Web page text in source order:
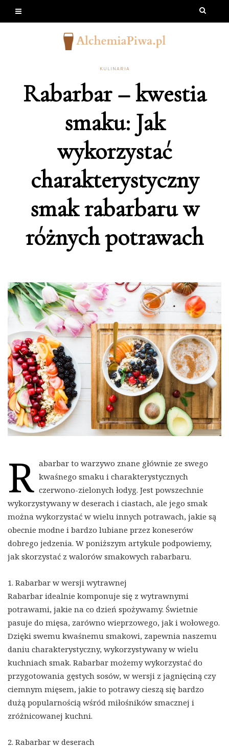
KULINARIA
Rabarbar – kwestia
smaku: Jak
wykorzystać
charakterystyczny
smak rabarbaru w
różnych potrawach
R abarbar to warzywo znane głównie ze swego
kwaśnego smaku i charakterystycznych
czerwono-zielonych łodyg. Jest powszechnie
wykorzystywany w deserach i ciastach, ale jego smak
można wykorzystać w wielu innych potrawach, jakie są
obecnie modne i bardzo lubiane przez koneserów
dobrego jedzenia. W poniższym artykule podpowiemy,
jak skorzystać z walorów smakowych rabarbaru.
1. Rabarbar w wersji wytrawnej
Rabarbar idealnie komponuje się z wytrawnymi
potrawami, jakie na co dzień spożywamy. Świetnie
pasuje do mięsa, zarówno wieprzowego, jak i wołowego.
Dzięki swemu kwaśnemu smakowi, zapewnia naszemu
daniu charakterystyczny, wykorzystywany w wielu
kuchniach smak. Rabarbar możemy wykorzystać do
przygotowania gęstych sosów, w wersji z jagnięciną czy
ciemnym mięsem, jakie to potrawy cieszą się bardzo
dużą popularnością wśród miłośników smacznej i
zróżnicowanej kuchni.
2. Rabarbar w deserach